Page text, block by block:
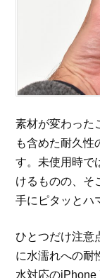
素材が変わった
も含めた耐久性
す。未使用時で
けるものの、そ
手にピタッとハ
ひとつだけ注意
に水濡れへの耐
水対応の